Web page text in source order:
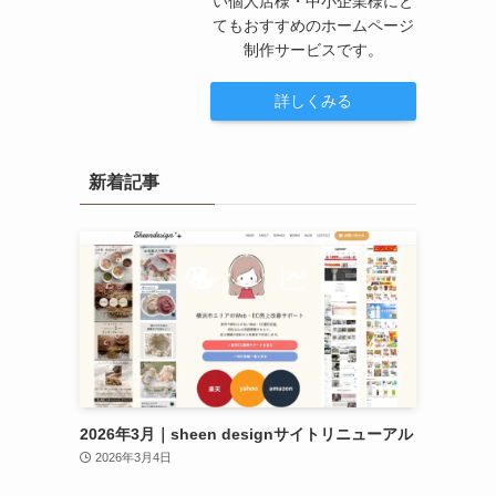
てもおすすめのホームページ
制作サービスです。
詳しくみる
新着記事
2026年3月｜sheen designサイトリニューアル
2026年3月4日